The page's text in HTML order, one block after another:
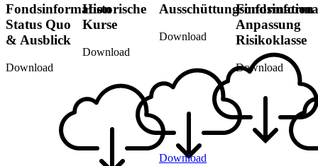
Fondsinformation
Status Quo
& Ausblick
Download
Historische
Kurse
Download
Ausschüttungsinformation
Download
Download
Anpassung
Risikoklasse
Download